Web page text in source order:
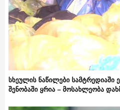
სხეულის ნაწილები
შენობაში ყრია – მოსახლეობა